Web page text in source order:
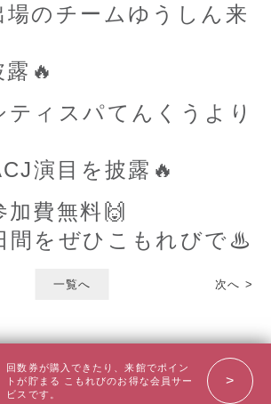
場のチームゆうしん来
🔥
ティスパてんくうより
演目を披露🔥
加費無料🙌
間をぜひこもれびで♨
一覧へ 次へ >
回数券が購入できたり、来館でポイン
トが貯まる
こもれびのお得な会員サー
ビスです。